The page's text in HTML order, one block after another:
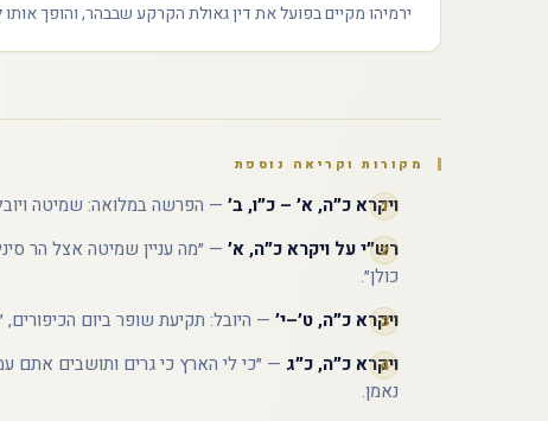
ירמיהו מקיים בפועל את דין גאולת הקרקע שבבהר, והופך
מקורות וקריאה נוספת
ויקרא כ״ה, א׳ – כ״ו, ב׳ — הפרשה במלואה: שמיטה
רש״י על ויקרא כ״ה, א׳ — ״מה עניין שמיטה אצל הר
כולן״.
ויקרא כ״ה, ט׳–י׳ — היובל: תקיעת שופר ביום
ויקרא כ״ה, כ״ג — ״כי לי הארץ כי גרים ותושבים אתם
נאמן.